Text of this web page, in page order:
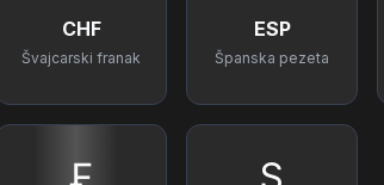
CHF
Švajcarski franak
ESP
Španska pezeta